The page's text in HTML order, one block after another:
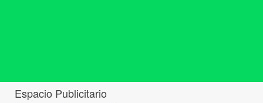
Espacio Publicitario